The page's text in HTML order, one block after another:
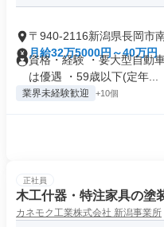
〒940-2116新潟県長岡市
月給32万5000円～40万円
資格・経験 ・要大型自動
は優遇 ・59歳以下(定年...
業界未経験歓迎 +10個
正社員
木工什器・特注家具の塗
カネモク工業株式会社 新潟事業所